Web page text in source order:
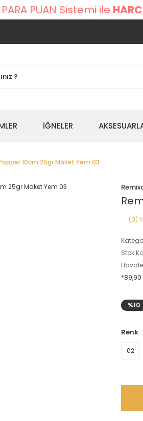
PUAN Sistemi ile
İĞNELER
10cm 25gr Maket Yem 03
(0)
Stok
Havale
*89,90
%10
Renk
02